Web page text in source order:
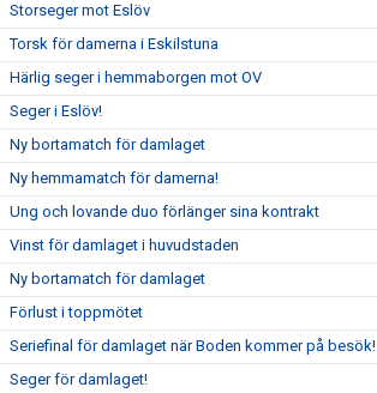
Storseger mot Eslöv
Torsk för damerna i Eskilstuna
Härlig seger i hemmaborgen mot OV
Seger i Eslöv!
Ny bortamatch för damlaget
Ny hemmamatch för damerna!
Ung och lovande duo förlänger sina kontrakt
Vinst för damlaget i huvudstaden
Ny bortamatch för damlaget
Förlust i toppmötet
Seriefinal för damlaget när Boden kommer på besök!
Seger för damlaget!